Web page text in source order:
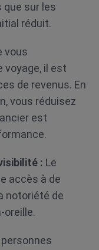
que sur les
réduit.
vous
voyage, il est
de revenus. En
vous réduisez
est
: Le
accès à de
notoriété de
oreille.